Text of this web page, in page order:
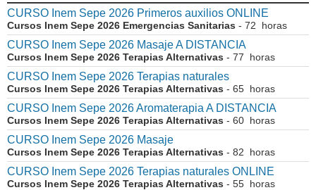
CURSO Inem Sepe 2026 Primeros auxilios ONLINE
Cursos Inem Sepe 2026 Emergencias Sanitarias - 72 horas
CURSO Inem Sepe 2026 Masaje A DISTANCIA
Cursos Inem Sepe 2026 Terapias Alternativas - 77 horas
CURSO Inem Sepe 2026 Terapias naturales
Cursos Inem Sepe 2026 Terapias Alternativas - 65 horas
CURSO Inem Sepe 2026 Aromaterapia A DISTANCIA
Cursos Inem Sepe 2026 Terapias Alternativas - 60 horas
CURSO Inem Sepe 2026 Masaje
Cursos Inem Sepe 2026 Terapias Alternativas - 82 horas
CURSO Inem Sepe 2026 Terapias naturales ONLINE
Cursos Inem Sepe 2026 Terapias Alternativas - 55 horas